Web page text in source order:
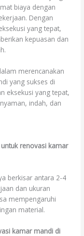
biaya dengan
Dengan
yang tepat,
kepuasan dan
merencanakan
yang sukses di
eksekusi yang tepat,
indah, dan
renovasi kamar
berkisar antara 2-4
dan ukuran
mempengaruhi
material.
kamar mandi di